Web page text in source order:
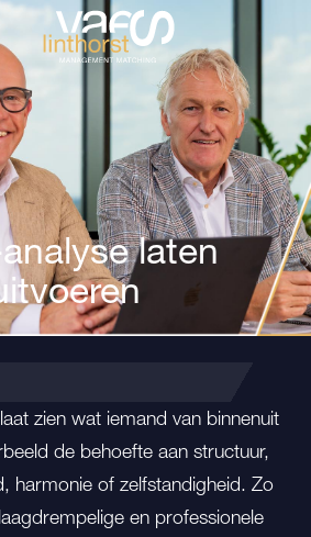
laten
zien wat iemand van binnenuit
de behoefte aan structuur,
harmonie of zelfstandigheid. Zo
en professionele